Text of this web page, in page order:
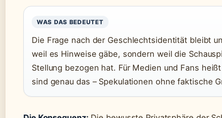
WAS DAS BEDEUTET
Die Frage nach der Geschlechtsidentität bleibt
weil es Hinweise gäbe, sondern weil die
Stellung bezogen hat. Für Medien und Fans
sind genau das – Spekulationen ohne faktische